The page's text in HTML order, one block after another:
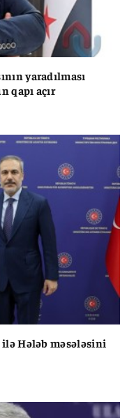
yaradılması
qapı açır
Hələb məsələsini